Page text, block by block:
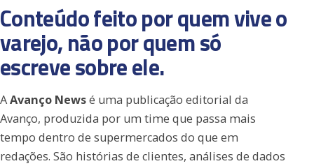
Conteúdo feito por quem vive o
varejo, não por quem só
escreve sobre ele.
AAvanço Newsé uma publicação editorial da
Avanço, produzida por um time que passa mais
tempo dentro de supermercados do que em
redações. São histórias de clientes, análises de dados